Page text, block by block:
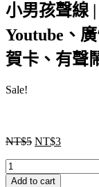
小男孩聲線 |
Youtube、
賀卡、有聲
Sale!
NT$5 NT$3
1314520
專
Add to cart